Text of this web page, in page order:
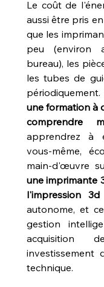
Le coût de
aussi être pris
que les
peu (environ
bureau), les
les tubes de
une formation à
comprendre
apprendrez à
vous-même,
main-d'œuvre
une imprimante
l'impression 3d
autonome, et
gestion
acquisition
investissement
technique.